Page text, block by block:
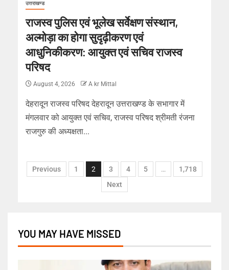
उत्तराखण्ड
राजस्व पुलिस एवं भूलेख सर्वेक्षण संस्थान,
अल्मोड़ा का होगा सुदृढ़ीकरण एवं
आधुनिकीकरण: आयुक्त एवं सचिव राजस्व
परिषद
August 4, 2026 A kr Mittal
देहरादून राजस्व परिषद देहरादून उत्तराखण्ड के सभागार में
मंगलवार को आयुक्त एवं सचिव, राजस्व परिषद श्रीमती रंजना
राजगुरु की अध्यक्षता...
Previous 1 2 3 4 5 …
1,718
Next
YOU MAY HAVE MISSED